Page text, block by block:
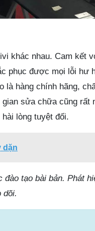
khác nhau. Cam kết
phục được mọi lỗi hư
là hàng chính hãng,
sửa chữa cũng rất
lòng tuyệt đối.
dặn
tạo bài bản. Phát
dõi.